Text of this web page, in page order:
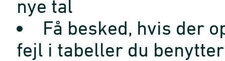
nye tal
Få besked, hvis der
fejl i tabeller du benytter